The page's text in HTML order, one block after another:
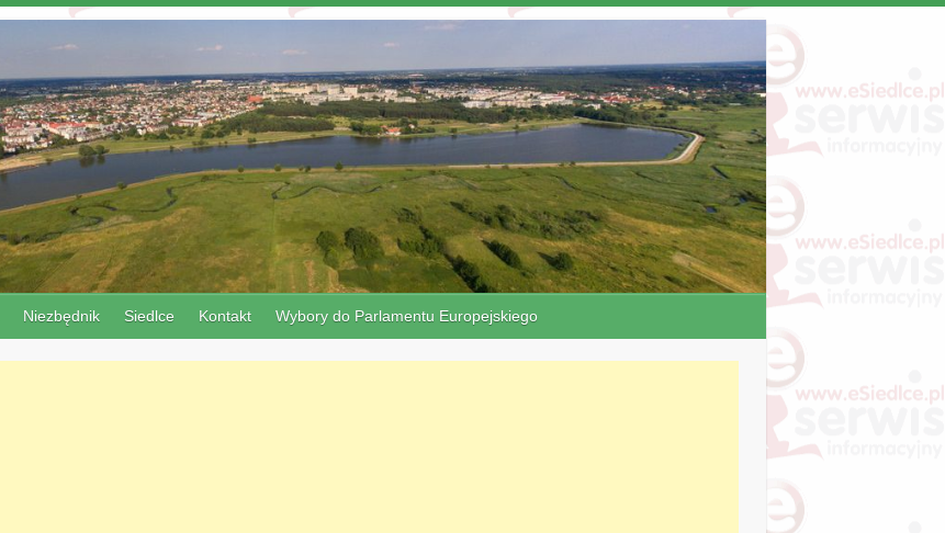
Niezbędnik Siedlce Kontakt Wybory do Parlamentu Europejskiego